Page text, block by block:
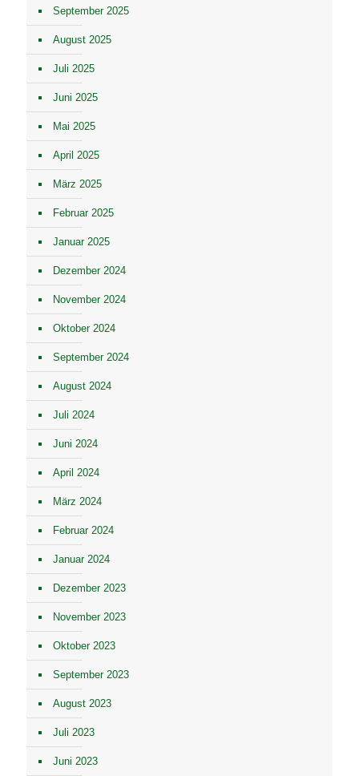
September 2025
August 2025
Juli 2025
Juni 2025
Mai 2025
April 2025
März 2025
Februar 2025
Januar 2025
Dezember 2024
November 2024
Oktober 2024
September 2024
August 2024
Juli 2024
Juni 2024
April 2024
März 2024
Februar 2024
Januar 2024
Dezember 2023
November 2023
Oktober 2023
September 2023
August 2023
Juli 2023
Juni 2023